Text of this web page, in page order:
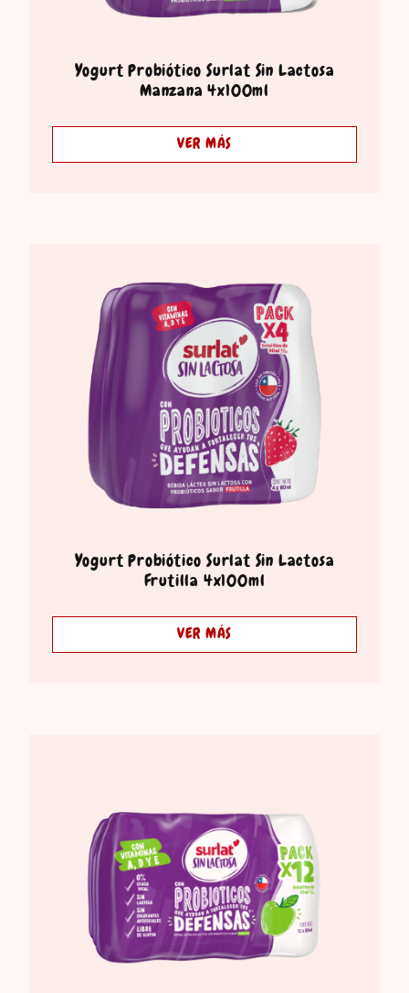
Yogurt Probiótico Surlat Sin Lactosa
Manzana 4x100ml
VER MÁS
Yogurt Probiótico Surlat Sin Lactosa
Frutilla 4x100ml
VER MÁS